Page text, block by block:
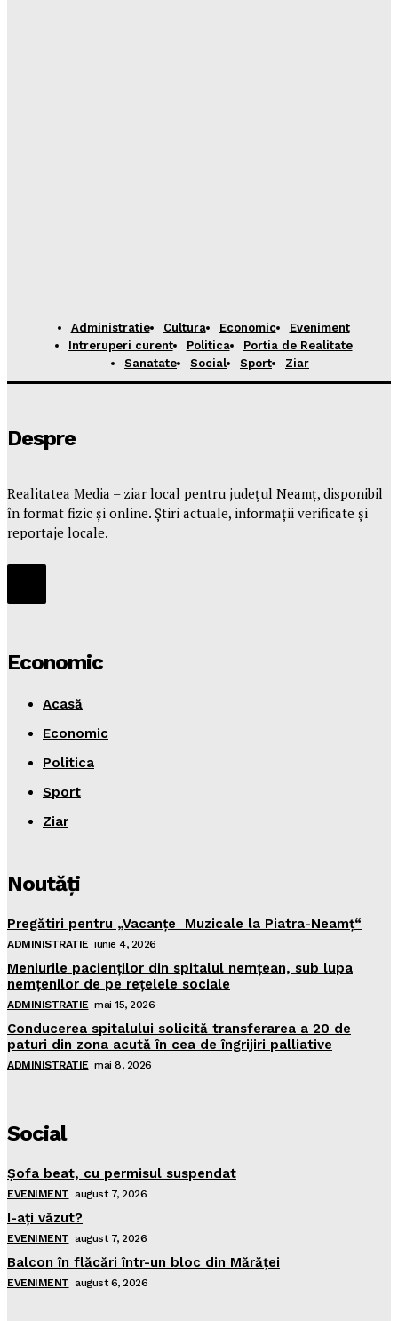
Administratie Cultura Economic
Eveniment
Intreruperi curent
Politica
Portia de Realitate
Sanatate
Social Sport Ziar
Despre
Realitatea Media – ziar local pentru județul Neamț, disponibil
în format fizic și online. Știri actuale, informații verificate și
reportaje locale.
Economic
Acasă
Economic
Politica
Sport
Ziar
Noutăţi
Pregătiri pentru „Vacanţe Muzicale la Piatra-Neamţ“
ADMINISTRATIE iunie 4, 2026
Meniurile pacienţilor din spitalul nemţean, sub lupa
nemţenilor de pe reţelele sociale
ADMINISTRATIE mai 15, 2026
Conducerea spitalului solicită transferarea a 20 de
paturi din zona acută în cea de îngrijiri palliative
ADMINISTRATIE mai 8, 2026
Social
Şofa beat, cu permisul suspendat
EVENIMENT august 7, 2026
I-aţi văzut?
EVENIMENT august 7, 2026
Balcon în flăcări într-un bloc din Mărăţei
EVENIMENT august 6, 2026